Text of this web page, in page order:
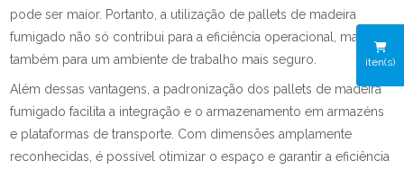
iten(s)
pode ser maior. Portanto, a utilização de pallets de madeira
fumigado não só contribui para a eficiência operacional, mas
também para um ambiente de trabalho mais seguro.
Além dessas vantagens, a padronização dos pallets de madeira
fumigado facilita a integração e o armazenamento em armazéns
e plataformas de transporte. Com dimensões amplamente
reconhecidas, é possível otimizar o espaço e garantir a eficiência